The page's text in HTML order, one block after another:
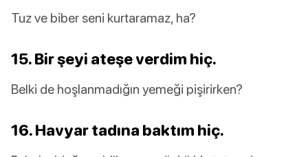
Tuz ve biber seni kurtaramaz, ha?
15. Bir şeyi ateşe verdim hiç.
Belki de hoşlanmadığın yemeği pişirirken?
16. Havyar tadına baktım hiç.